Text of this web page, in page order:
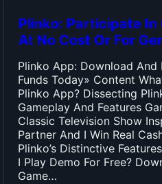
Plinko: Participate In
At No Cost Or For
Plinko App: Download And
Funds Today» Content
Plinko App? Dissecting
Gameplay And Features
Classic Television Show
Partner And I Win Real
Plinko’s Distinctive
I Play Demo For Free?
Game…